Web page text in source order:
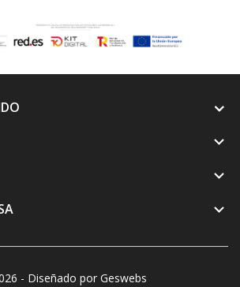



- Diseñado por Geswebs